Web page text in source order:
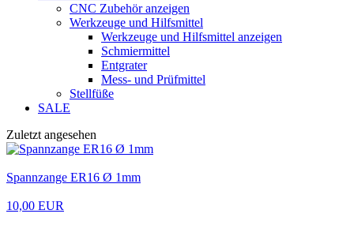
CNC Zubehör anzeigen
Werkzeuge und Hilfsmittel
Werkzeuge und Hilfsmittel anzeigen
Schmiermittel
Entgrater
Mess- und Prüfmittel
Stellfüße
SALE
Zuletzt angesehen
Spannzange ER16 Ø 1mm
10,00 EUR